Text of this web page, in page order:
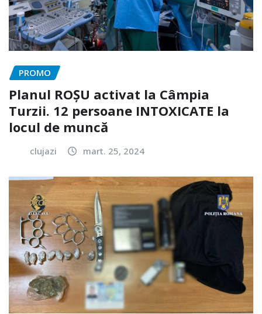
PROMO
Planul ROȘU activat la Câmpia
Turzii. 12 persoane INTOXICATE la
locul de muncă
clujazi mart. 25, 2024